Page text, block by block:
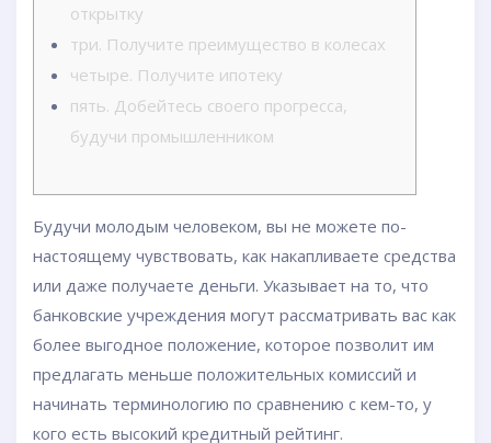
открытку
три. Получите преимущество в колесах
четыре. Получите ипотеку
пять. Добейтесь своего прогресса,
будучи промышленником
Будучи молодым человеком, вы не можете по-
настоящему чувствовать, как накапливаете средства
или даже получаете деньги. Указывает на то, что
банковские учреждения могут рассматривать вас как
более выгодное положение, которое позволит им
предлагать меньше положительных комиссий и
начинать терминологию по сравнению с кем-то, у
кого есть высокий кредитный рейтинг.